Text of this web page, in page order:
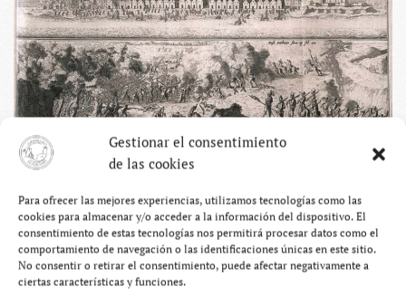
Gestionar el consentimiento
de las cookies
Para ofrecer las mejores experiencias, utilizamos tecnologías como las
cookies para almacenar y/o acceder a la información del dispositivo. El
consentimiento de estas tecnologías nos permitirá procesar datos como el
comportamiento de navegación o las identificaciones únicas en este sitio.
No consentir o retirar el consentimiento, puede afectar negativamente a
ciertas características y funciones.
Dos años después, Fernández de Córdoba, otro
gobernador español, ordenóreconstruir la ciudad ocho
kilómetros al suroestedel asentamiento original, lo que
hoy en día corresponde al casco antiguo. Allí empezó a
crecer y a desarrollarse, especialmente a mitades del siglo